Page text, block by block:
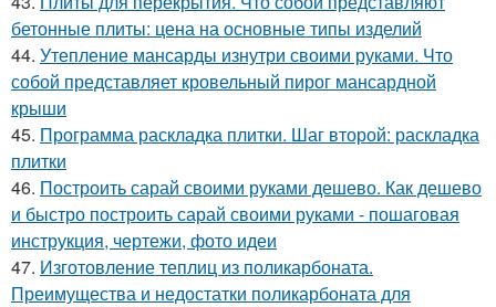
бетонные плиты: цена на основные типы изделий
44. Утепление мансарды изнутри своими руками. Что
собой представляет кровельный пирог мансардной
крыши
45. Программа раскладка плитки. Шаг второй: раскладка
плитки
46. Построить сарай своими руками дешево. Как дешево
и быстро построить сарай своими руками - пошаговая
инструкция, чертежи, фото идеи
47. Изготовление теплиц из поликарбоната.
Преимущества и недостатки поликарбоната для